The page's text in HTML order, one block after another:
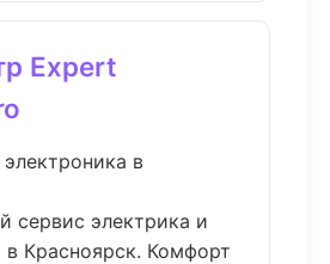
Expert
в
сервис электрика и
в Красноярск. Комфорт